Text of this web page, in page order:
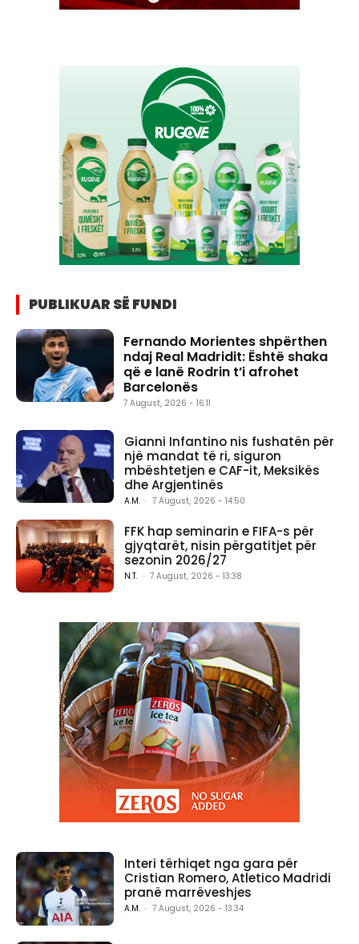
PUBLIKUAR SË FUNDI
Fernando Morientes shpërthen
ndaj Real Madridit: Është shaka
që e lanë Rodrin t’i afrohet
Barcelonës
7 August, 2026 - 16:11
Gianni Infantino nis fushatën për
një mandat të ri, siguron
mbështetjen e CAF-it, Meksikës
dhe Argjentinës
A.M. - 7 August, 2026 - 14:50
FFK hap seminarin e FIFA-s për
gjyqtarët, nisin përgatitjet për
sezonin 2026/27
N.T. - 7 August, 2026 - 13:38
Interi tërhiqet nga gara për
Cristian Romero, Atletico Madridi
pranë marrëveshjes
A.M. - 7 August, 2026 - 13:34